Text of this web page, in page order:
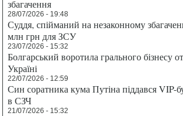
збагачення
28/07/2026 - 19:48
Суддя, спійманий на незаконному
млн грн для ЗСУ
23/07/2026 - 15:32
Болгарський воротила грального бізнесу
Україні
22/07/2026 - 12:59
Син соратника кума Путіна піддався VIP-
в СЗЧ
21/07/2026 - 15:32